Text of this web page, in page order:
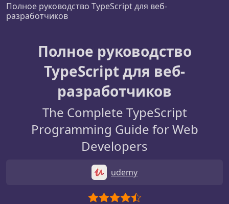
Полное руководство TypeScript для веб-
разработчиков
Полное руководство
TypeScript для веб-
разработчиков
The Complete TypeScript
Programming Guide for Web
Developers
udemy